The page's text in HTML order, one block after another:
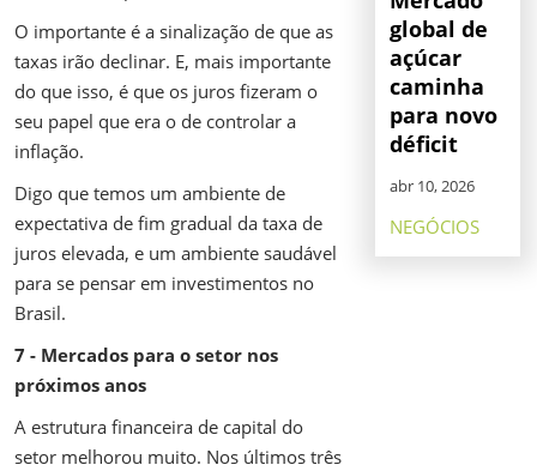
O importante é a sinalização de que as
taxas irão declinar. E, mais importante
do que isso, é que os juros fizeram o
seu papel que era o de controlar a
inflação.
Digo que temos um ambiente de
expectativa de fim gradual da taxa de
juros elevada, e um ambiente saudável
para se pensar em investimentos no
Brasil.
7 - Mercados para o setor nos
próximos anos
A estrutura financeira de capital do
setor melhorou muito. Nos últimos três
global de
açúcar
caminha
para novo
déficit
abr 10, 2026
NEGÓCIOS